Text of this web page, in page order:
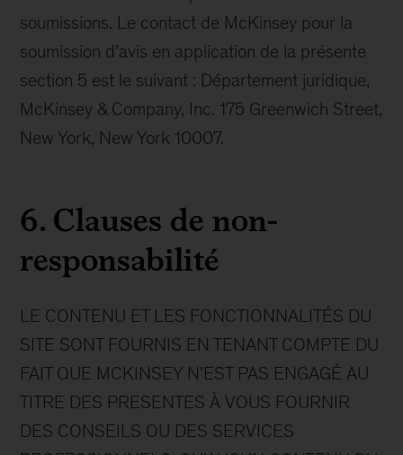
soumissions. Le contact de McKinsey pour la
soumission d'avis en application de la présente
section 5 est le suivant : Département juridique,
McKinsey & Company, Inc. 175 Greenwich Street,
New York, New York 10007.
6. Clauses de non-
responsabilité
LE CONTENU ET LES FONCTIONNALITÉS DU
SITE SONT FOURNIS EN TENANT COMPTE DU
FAIT QUE MCKINSEY N'EST PAS ENGAGÉ AU
TITRE DES PRESENTES À VOUS FOURNIR
DES CONSEILS OU DES SERVICES